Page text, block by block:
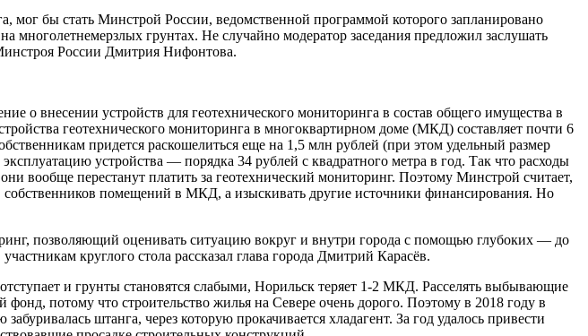
мог бы стать Минстрой России, ведомственной программой которого запланировано
многолетнемерзлых грунтах. Не случайно модератор заседания предложил заслушать
России Дмитрия Нифонтова.
о внесении устройств для геотехнического мониторинга в состав общего имущества в
геотехнического мониторинга в многоквартирном доме (МКД) составляет почти 6
придется раскошелиться еще на 1,5 млн рублей (при этом удельный размер
устройства — порядка 34 рублей с квадратного метра в год. Так что расходы
вообще перестанут платить за геотехнический мониторинг. Поэтому Минстрой считает,
собственников помещений в МКД, а изыскивать другие источники финансирования. Но
позволяющий оценивать ситуацию вокруг и внутри города с помощью глубоких — до
круглого стола рассказал глава города Дмитрий Карасёв.
и грунты становятся слабыми, Норильск теряет 1-2 МКД. Расселять выбывающие
потому что строительство жилья на Севере очень дорого. Поэтому в 2018 году в
штанга, через которую прокачивается хладагент. За год удалось привести